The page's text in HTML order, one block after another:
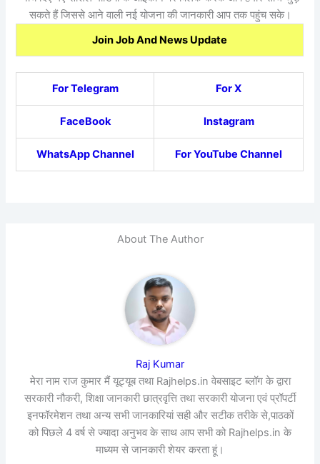
सकते हैं जिससे आने वाली नई योजना की जानकारी आप तक पहुंच सके।
Join Job And News Update
For Telegram For X
FaceBook Instagram
WhatsApp Channel For YouTube Channel
About The Author
Raj Kumar
मेरा नाम राज कुमार मैं यूट्यूब तथा Rajhelps.in वेबसाइट ब्लॉग के द्वारा
सरकारी नौकरी, शिक्षा जानकारी छात्रवृत्ति तथा सरकारी योजना एवं प्रॉपर्टी
इनफॉरमेशन तथा अन्य सभी जानकारियां सही और सटीक तरीके से,पाठकों
को पिछले 4 वर्ष से ज्यादा अनुभव के साथ आप सभी को Rajhelps.in के
माध्यम से जानकारी शेयर करता हूं।